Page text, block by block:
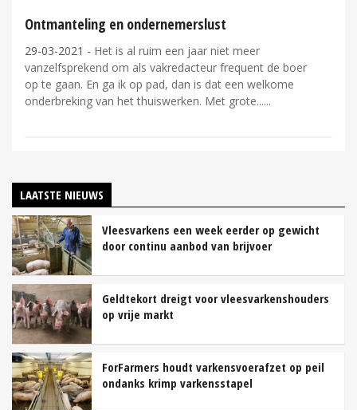
Ontmanteling en ondernemerslust
29-03-2021 - Het is al ruim een jaar niet meer
vanzelfsprekend om als vakredacteur frequent de boer
op te gaan. En ga ik op pad, dan is dat een welkome
onderbreking van het thuiswerken. Met grote...
LAATSTE NIEUWS
Vleesvarkens een week eerder op gewicht
door continu aanbod van brijvoer
Geldtekort dreigt voor vleesvarkenshouders
op vrije markt
ForFarmers houdt varkensvoerafzet op peil
ondanks krimp varkensstapel